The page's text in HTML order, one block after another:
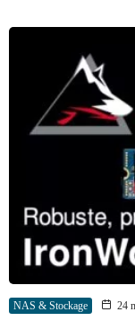
NAS & Stockage 24